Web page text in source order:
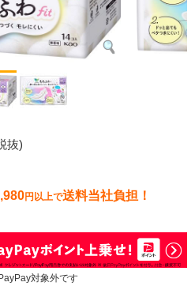
抜)
円以上で送料当社負担！
対象外です